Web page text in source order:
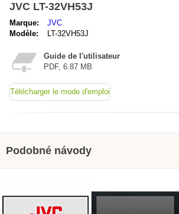
JVC LT-32VH53J
Marque:
JVC
Modèle:
LT-32VH53J
Guide de l'utilisateur
PDF, 6.87 MB
Télécharger le mode d'emploi
Podobné návody